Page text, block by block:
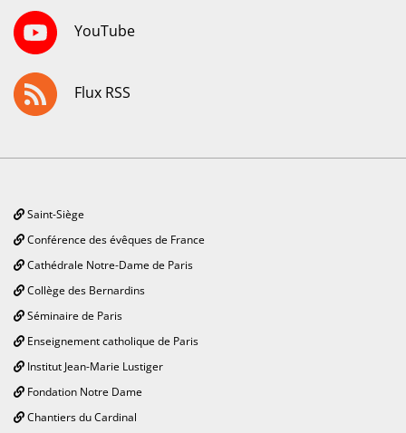
YouTube
Flux RSS
Saint-Siège
Conférence des évêques de France
Cathédrale Notre-Dame de Paris
Collège des Bernardins
Séminaire de Paris
Enseignement catholique de Paris
Institut Jean-Marie Lustiger
Fondation Notre Dame
Chantiers du Cardinal